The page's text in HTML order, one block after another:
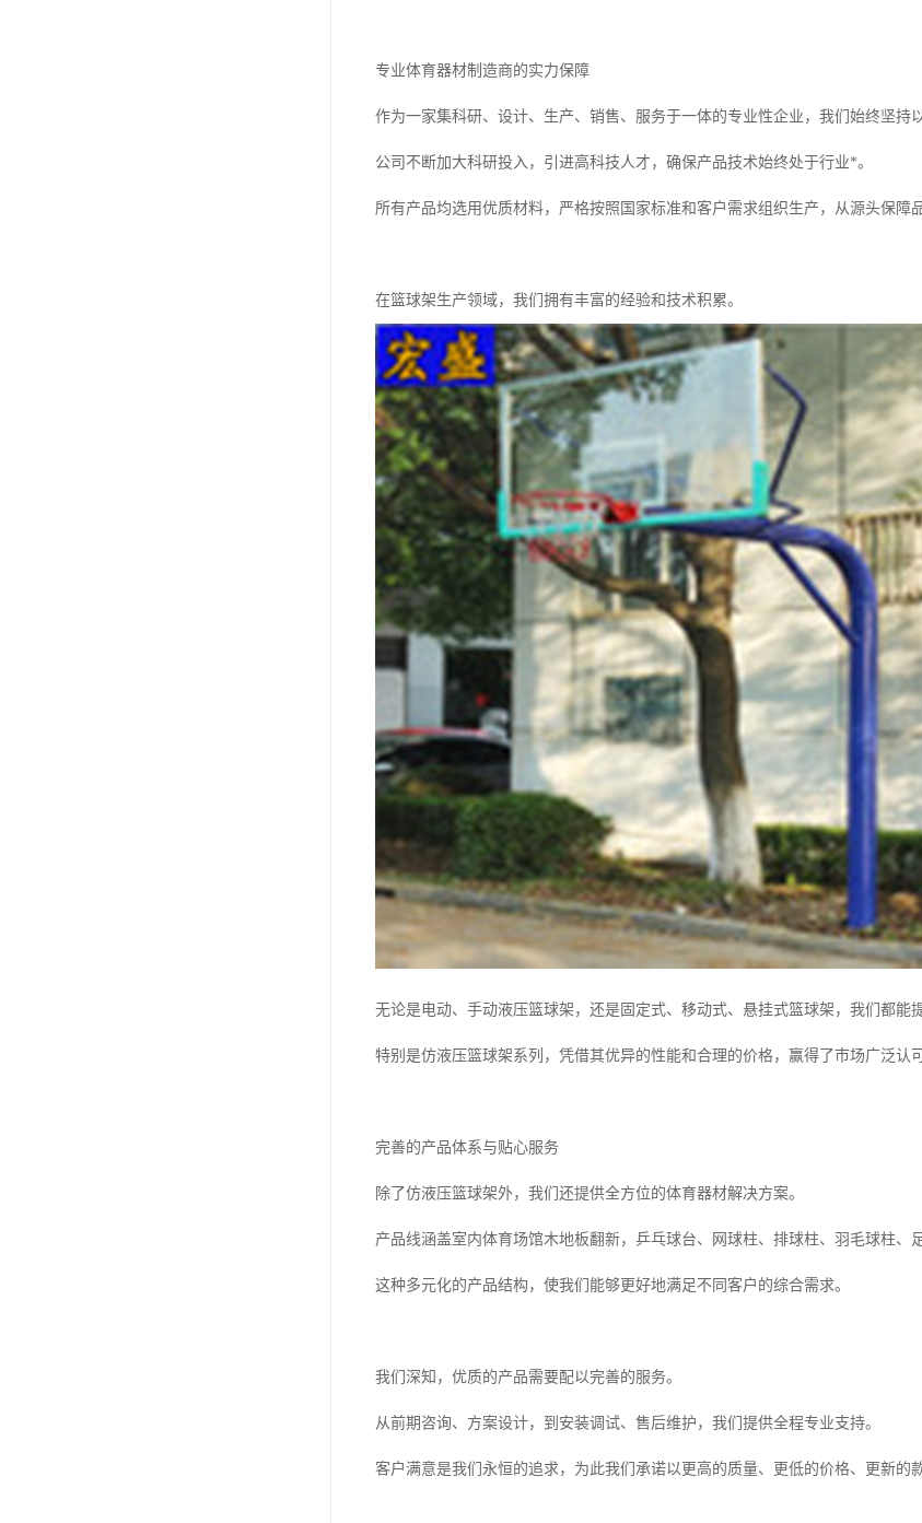
专业体育器材制造商的实力保障
作为一家集科研、设计、生产、销售、服务于一体的专业性企业，我们始终坚持
公司不断加大科研投入，引进高科技人才，确保产品技术始终处于行业*。
所有产品均选用优质材料，严格按照国家标准和客户需求组织生产，从源头保障品
在篮球架生产领域，我们拥有丰富的经验和技术积累。
无论是电动、手动液压篮球架，还是固定式、移动式、悬挂式篮球架，我们都能
特别是仿液压篮球架系列，凭借其优异的性能和合理的价格，赢得了市场广泛认可
完善的产品体系与贴心服务
除了仿液压篮球架外，我们还提供全方位的体育器材解决方案。
产品线涵盖室内体育场馆木地板翻新，乒乓球台、网球柱、排球柱、羽毛球柱、
这种多元化的产品结构，使我们能够更好地满足不同客户的综合需求。
我们深知，优质的产品需要配以完善的服务。
从前期咨询、方案设计，到安装调试、售后维护，我们提供全程专业支持。
客户满意是我们永恒的追求，为此我们承诺以更高的质量、更低的价格、更新的